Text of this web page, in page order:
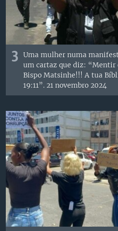
3
Uma mulher numa
um cartaz que diz: “Mentir
Bispo Matsinhe!!! A tua
19:11”. 21 novembro 2024